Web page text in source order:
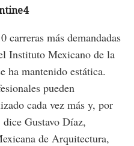
carreras más demandadas
Instituto Mexicano de la
ha mantenido estática.
pueden
cada vez más y, por
Gustavo Díaz,
de Arquitectura,